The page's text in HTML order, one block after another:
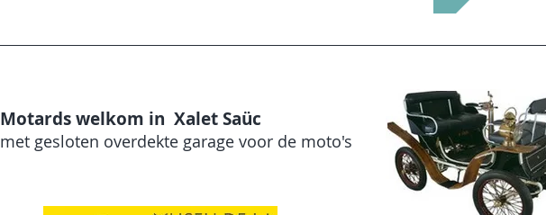
Motards welkom in Xalet Saüc
met gesloten overdekte garage voor de moto's